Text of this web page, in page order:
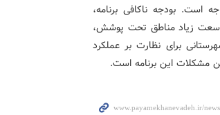
است. بودجه ناکافی برنامه،
وسعت زیاد مناطق تحت پوشش،
و شهرستانی برای نظارت بر عملکرد
مشکلات این برنامه است.